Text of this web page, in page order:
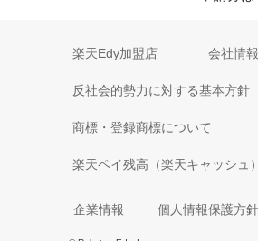
楽天Edy加盟店 会社情報
反社会的勢力に対する基本方針
商標・登録商標について
楽天ペイ残高（楽天キャッシュ）
企業情報 個人情報保護方針